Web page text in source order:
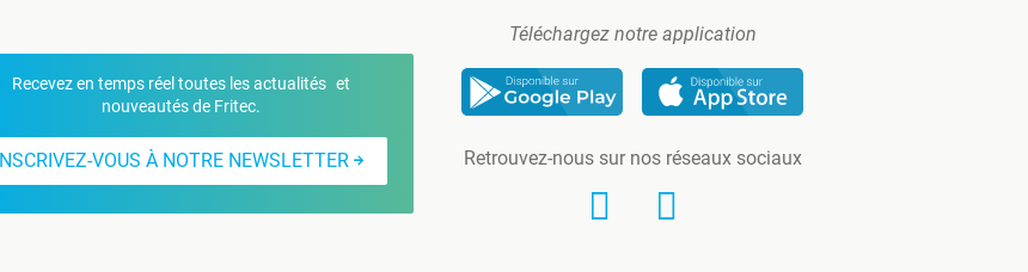
Recevez en temps réel toutes les actualités et
nouveautés de Fritec.
INSCRIVEZ-VOUS À NOTRE NEWSLETTER
Téléchargez notre application
Retrouvez-nous sur nos réseaux sociaux